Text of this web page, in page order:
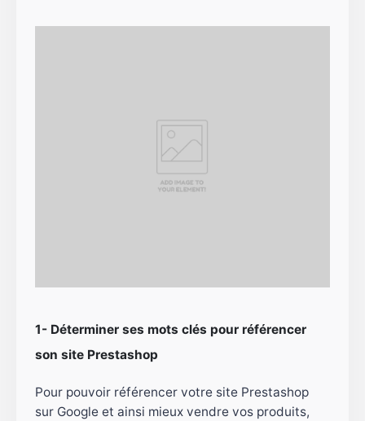
1- Déterminer ses mots clés pour référencer
son site Prestashop
Pour pouvoir référencer votre site Prestashop
sur Google et ainsi mieux vendre vos produits,